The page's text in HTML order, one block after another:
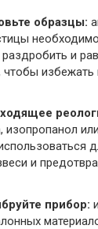
образцы:
необходимо
и
чтобы избежать
изопропанол
и
прибор: